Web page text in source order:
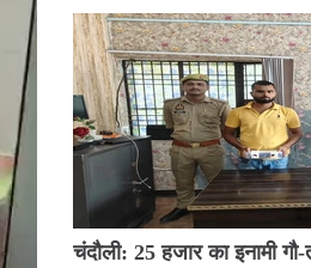
चंदौली: 25 हजार का इनामी